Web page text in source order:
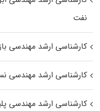
نفت
کارشناسی ارشد مهندسی
کارشناسی ارشد مهندسی
کارشناسی ارشد مهندسی